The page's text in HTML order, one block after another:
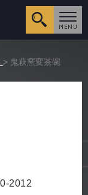
詳細検
> 鬼萩窯変茶碗
2012